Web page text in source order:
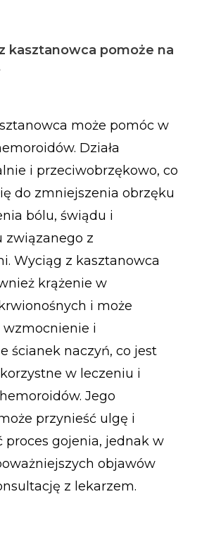
kasztanowca pomoże na
może pomóc w
Działa
i przeciwobrzękowo, co
do zmniejszenia obrzęku
bólu, świądu i
związanego z
Wyciąg z kasztanowca
krążenie w
i może
i
ścianek naczyń, co jest
w leczeniu i
Jego
przynieść ulgę i
proces gojenia, jednak w
objawów
z lekarzem.